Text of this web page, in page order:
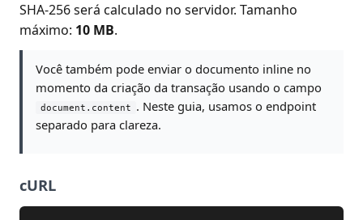
SHA-256 será calculado no servidor. Tamanho
máximo: 10 MB.
Você também pode enviar o documento inline no
momento da criação da transação usando o campo
document.content
. Neste guia, usamos o endpoint
separado para clareza.
cURL